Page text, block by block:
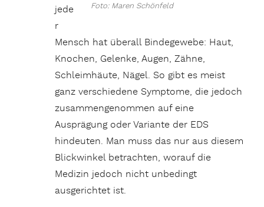
Foto: Maren Schönfeld
jede
r
Mensch hat überall Bindegewebe: Haut,
Knochen, Gelenke, Augen, Zähne,
Schleimhäute, Nägel. So gibt es meist
ganz verschiedene Symptome, die jedoch
zusammengenommen auf eine
Ausprägung oder Variante der EDS
hindeuten. Man muss das nur aus diesem
Blickwinkel betrachten, worauf die
Medizin jedoch nicht unbedingt
ausgerichtet ist.